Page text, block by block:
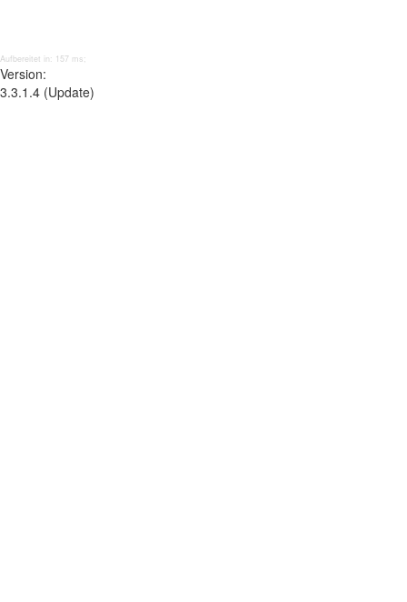
Aufbereitet in: 157 ms;
Version:
3.3.1.4 (Update)